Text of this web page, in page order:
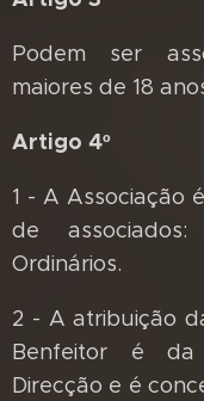
Podem ser
maiores de 18
Artigo 4º
1 - A Associação
de
Ordinários.
2 - A atribuição
Benfeitor é da
Direcção e é